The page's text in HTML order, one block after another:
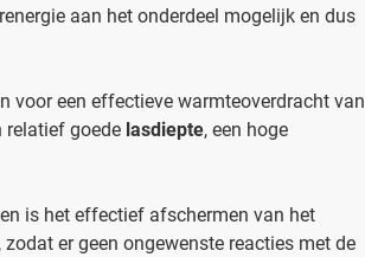
aan het onderdeel mogelijk en dus
voor een effectieve warmteoverdracht van
relatief goede lasdiepte, een hoge
is het effectief afschermen van het
er geen ongewenste reacties met de